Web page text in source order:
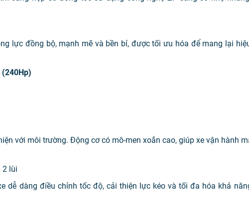
lực đồng bộ, mạnh mẽ và bền bỉ, được tối ưu hóa để mang lại
với môi trường. Động cơ có mô-men xoắn cao, giúp xe vận hành
2 lùi
dễ dàng điều chỉnh tốc độ, cải thiện lực kéo và tối đa hóa khả